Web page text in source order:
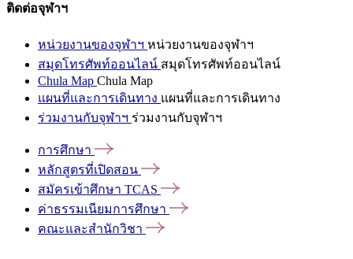
ติดต่อจุฬาฯ
หน่วยงานของจุฬาฯ หน่วยงานของจุฬาฯ
สมุดโทรศัพท์ออนไลน์ สมุดโทรศัพท์ออนไลน์
Chula Map Chula Map
แผนที่และการเดินทาง แผนที่และการเดินทาง
ร่วมงานกับจุฬาฯ ร่วมงานกับจุฬาฯ
การศึกษา
หลักสูตรที่เปิดสอน
สมัครเข้าศึกษา TCAS
ค่าธรรมเนียมการศึกษา
คณะและสำนักวิชา